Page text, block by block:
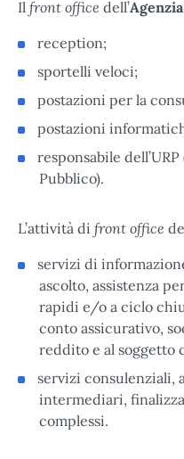
Il front office dell’
reception;
sportelli veloci;
postazioni per la
postazioni
responsabile
Pubblico).
L’attività di front office
servizi di
ascolto, assistenza
rapidi e/o a ciclo
conto assicurativo,
reddito e al soggetto
servizi consulenziali,
intermediari,
complessi.